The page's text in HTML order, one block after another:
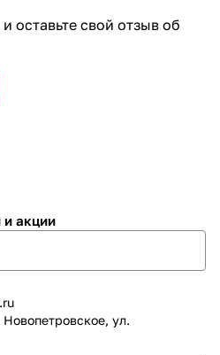
оставьте свой отзыв об
и акции
ул.